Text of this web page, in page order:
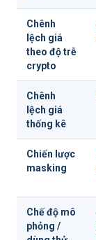
Chênh
lệch giá
theo độ trễ
crypto
Chênh
lệch giá
thống kê
Chiến lược
masking
Chế độ mô
phỏng /